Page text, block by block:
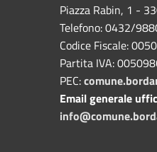
Piazza Rabin, 1 -
Telefono: 0432/
Codice Fiscale:
Partita IVA:
PEC:
Email generale